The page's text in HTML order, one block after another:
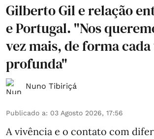
Gilberto Gil e relação
e Portugal. "Nos
vez mais, de forma
profunda"
Nuno Tibiriçá
Publicado a: 03 Agosto 2026, 17:56
A vivência e o contato com